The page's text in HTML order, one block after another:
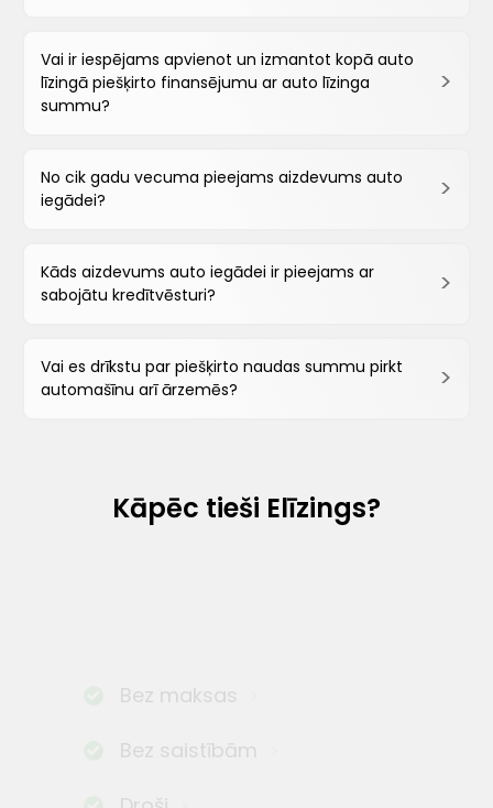
Vai ir iespējams apvienot un izmantot kopā auto
līzingā piešķirto finansējumu ar auto līzinga
summu?
No cik gadu vecuma pieejams aizdevums auto
iegādei?
Kāds aizdevums auto iegādei ir pieejams ar
sabojātu kredītvēsturi?
Vai es drīkstu par piešķirto naudas summu pirkt
automašīnu arī ārzemēs?
Kāpēc tieši Elīzings?
Bez maksas
Bez saistībām